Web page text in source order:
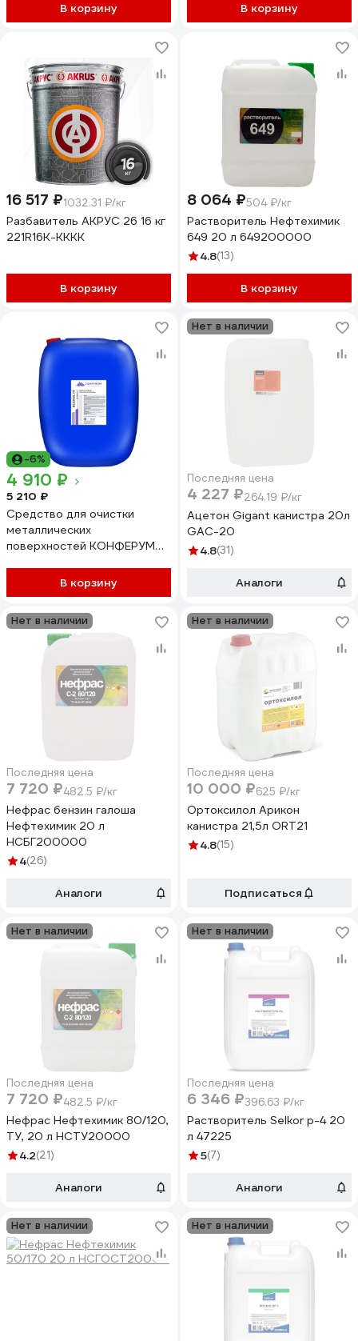
В корзину В корзину
16 517 ₽1032.31 ₽/кг
Разбавитель АКРУС 26 16 кг
221R16K-KKKK
В корзину
8 064 ₽504 ₽/кг
Растворитель Нефтехимик
649 20 л 649200000
4.8(13)
В корзину
-6%
4 910 ₽
5 210 ₽
Средство для очистки
металлических
поверхностей КОНФЕРУМ
В корзину
Нет в наличии
Последняя цена
4 227 ₽264.19 ₽/кг
Ацетон Gigant канистра 20л
GAC-20
4.8(31)
Аналоги
Нет в наличии
Последняя цена
7 720 ₽482.5 ₽/кг
Нефрас бензин галоша
Нефтехимик 20 л
НСБГ200000
4(26)
Аналоги
Нет в наличии
Последняя цена
10 000 ₽625 ₽/кг
Ортоксилол Арикон
канистра 21,5л ORT21
4.8(15)
Подписаться
Нет в наличии
Последняя цена
7 720 ₽482.5 ₽/кг
Нефрас Нефтехимик 80/120,
ТУ, 20 л НСТУ20000
4.2(21)
Аналоги
Нет в наличии
Последняя цена
6 346 ₽396.63 ₽/кг
Растворитель Selkor р-4 20
л 47225
5(7)
Аналоги
Нет в наличии Нет в наличии